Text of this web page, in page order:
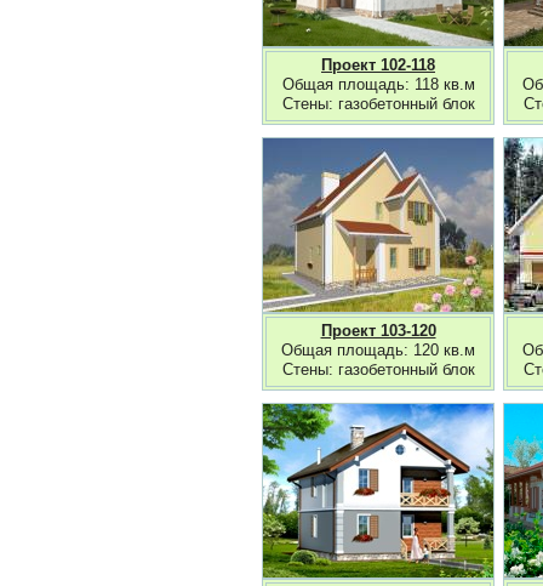
Проект 102-118
Общая площадь: 118 кв.м
Стены: газобетонный блок
Проект 103-120
Общая площадь: 120 кв.м
Стены: газобетонный блок